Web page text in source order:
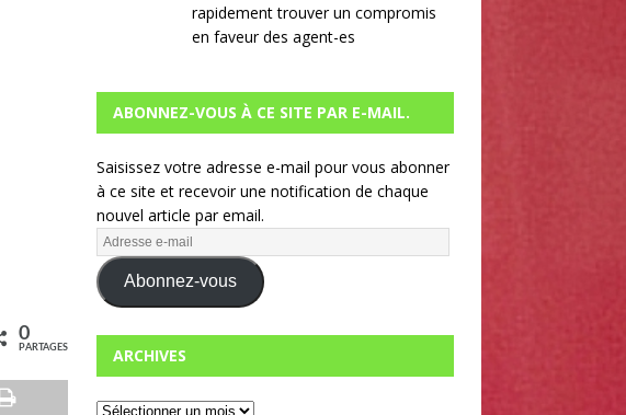
0
PARTAGES
rapidement trouver un compromis
en faveur des agent-es
ABONNEZ-VOUS À CE SITE PAR E-MAIL.
Saisissez votre adresse e-mail pour vous abonner
à ce site et recevoir une notification de chaque
nouvel article par email.
Abonnez-vous
ARCHIVES